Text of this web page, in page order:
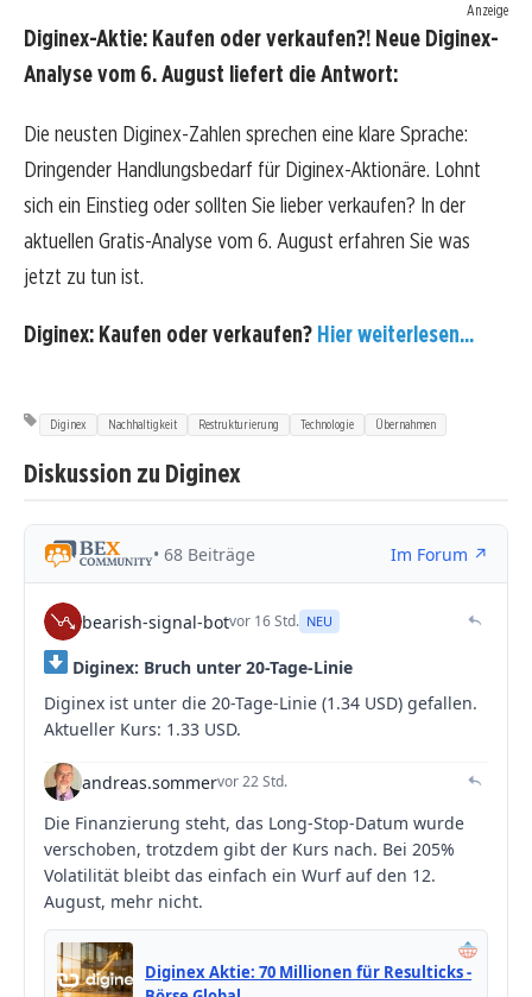
Anzeige
Diginex-Aktie: Kaufen oder verkaufen?! Neue Diginex-
Analyse vom 6. August liefert die Antwort:
Die neusten Diginex-Zahlen sprechen eine klare Sprache:
Dringender Handlungsbedarf für Diginex-Aktionäre. Lohnt
sich ein Einstieg oder sollten Sie lieber verkaufen? In der
aktuellen Gratis-Analyse vom 6. August erfahren Sie was
jetzt zu tun ist.
Diginex: Kaufen oder verkaufen? Hier weiterlesen...
Diginex Nachhaltigkeit Restrukturierung Technologie Übernahmen
Diskussion zu Diginex